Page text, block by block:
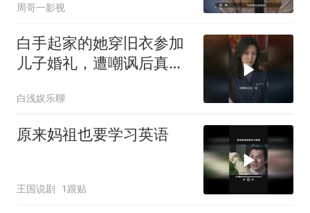
周哥一影视
白手起家的她穿旧衣参加
儿子婚礼，遭嘲讽后真实
白浅娱乐聊
原来妈祖也要学习英语
王国说剧 1跟贴